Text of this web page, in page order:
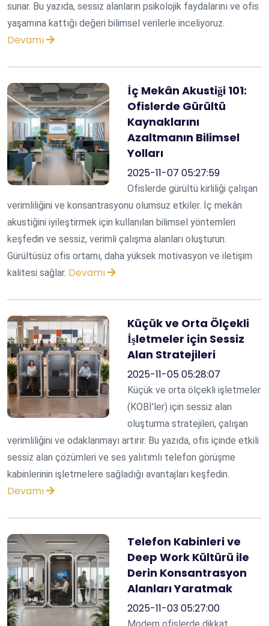
sunar. Bu yazıda, sessiz alanların psikolojik faydalarını ve ofis
yaşamına kattığı değeri bilimsel verilerle inceliyoruz.
Devamı
İç Mekân Akustiği 101:
Ofislerde Gürültü
Kaynaklarını
Azaltmanın Bilimsel
Yolları
2025-11-07 05:27:59
Ofislerde gürültü kirliliği çalışan
verimliliğini ve konsantrasyonu olumsuz etkiler. İç mekân
akustiğini iyileştirmek için kullanılan bilimsel yöntemleri
keşfedin ve sessiz, verimli çalışma alanları oluşturun.
Gürültüsüz ofis ortamı, daha yüksek motivasyon ve iletişim
kalitesi sağlar. Devamı
Küçük ve Orta Ölçekli
İşletmeler için Sessiz
Alan Stratejileri
2025-11-05 05:28:07
Küçük ve orta ölçekli işletmeler
(KOBİ’ler) için sessiz alan
oluşturma stratejileri, çalışan
verimliliğini ve odaklanmayı artırır. Bu yazıda, ofis içinde etkili
sessiz alan çözümleri ve ses yalıtımlı telefon görüşme
kabinlerinin işletmelere sağladığı avantajları keşfedin.
Devamı
Telefon Kabinleri ve
Deep Work Kültürü ile
Derin Konsantrasyon
Alanları Yaratmak
2025-11-03 05:27:00